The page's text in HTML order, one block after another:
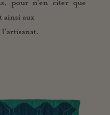
pour n'en citer que
ainsi aux